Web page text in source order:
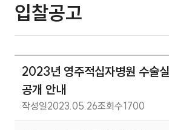
입찰공고
2023년 영주적십자병원 수술
공개 안내
작성일2023.05.26조회수1700